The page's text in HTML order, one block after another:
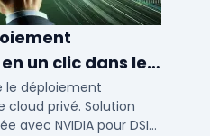
un clic dans le
le déploiement
cloud privé. Solution
avec NVIDIA pour DSI